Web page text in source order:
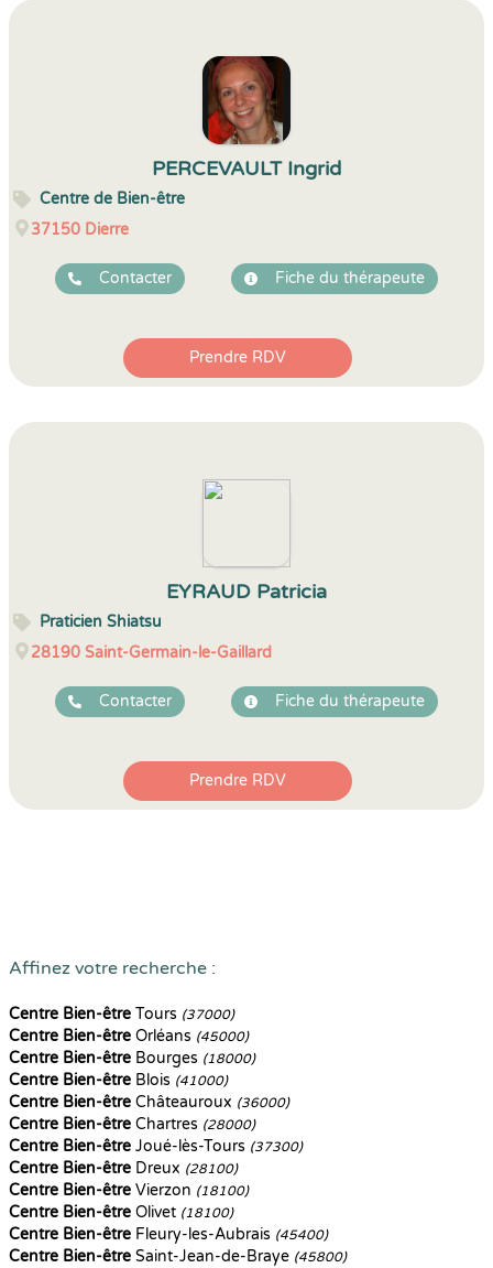
PERCEVAULT Ingrid
Centre de Bien-être
37150 Dierre
Contacter Fiche du thérapeute
Prendre RDV
EYRAUD Patricia
Praticien Shiatsu
28190 Saint-Germain-le-Gaillard
Contacter Fiche du thérapeute
Prendre RDV
Affinez votre recherche :
Centre Bien-être Tours (37000)
Centre Bien-être Orléans (45000)
Centre Bien-être Bourges (18000)
Centre Bien-être Blois (41000)
Centre Bien-être Châteauroux (36000)
Centre Bien-être Chartres (28000)
Centre Bien-être Joué-lès-Tours (37300)
Centre Bien-être Dreux (28100)
Centre Bien-être Vierzon (18100)
Centre Bien-être Olivet (18100)
Centre Bien-être Fleury-les-Aubrais (45400)
Centre Bien-être Saint-Jean-de-Braye (45800)